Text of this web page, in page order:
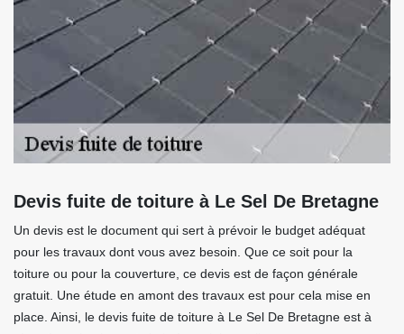
Devis fuite de toiture à Le Sel De Bretagne
Un devis est le document qui sert à prévoir le budget adéquat
pour les travaux dont vous avez besoin. Que ce soit pour la
toiture ou pour la couverture, ce devis est de façon générale
gratuit. Une étude en amont des travaux est pour cela mise en
place. Ainsi, le devis fuite de toiture à Le Sel De Bretagne est à